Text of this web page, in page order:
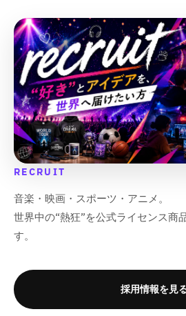
RECRUIT
音楽・映画・スポーツ・アニメ。
世界中の“熱狂”を公式ライセンス商
す。
採用情報を見